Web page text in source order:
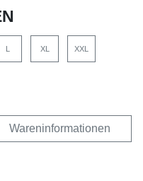
L XL XXL
Wareninformationen